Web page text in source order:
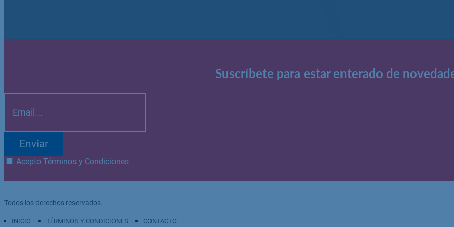
Suscríbete para estar enterado de
Enviar
Acepto Términos y Condiciones
Todos los derechos reservados
INICIO TÉRMINOS Y CONDICIONES CONTACTO